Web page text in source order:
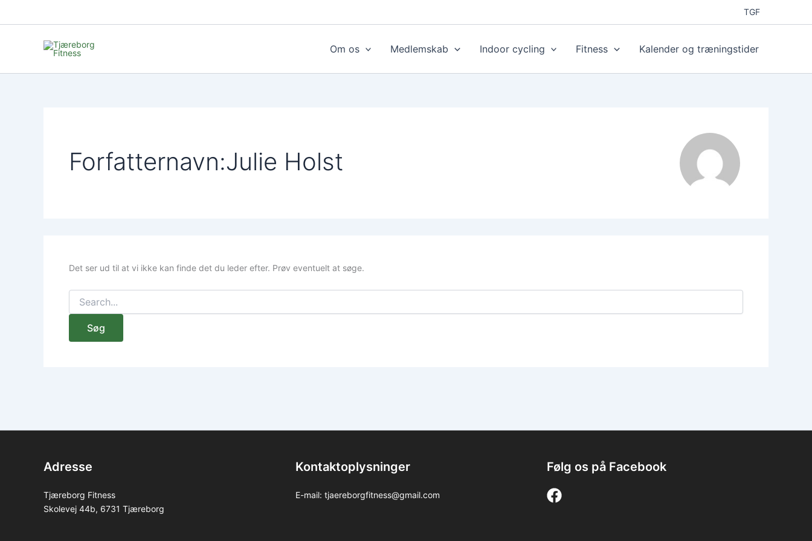
TGF
Om os Medlemskab Indoor cycling Fitness Kalender og træningstider
Forfatternavn:Julie Holst
Det ser ud til at vi ikke kan finde det du leder efter. Prøv eventuelt at søge.
Adresse
Tjæreborg Fitness
Skolevej 44b, 6731 Tjæreborg
Kontaktoplysninger
E-mail: tjaereborgfitness@gmail.com
Følg os på Facebook